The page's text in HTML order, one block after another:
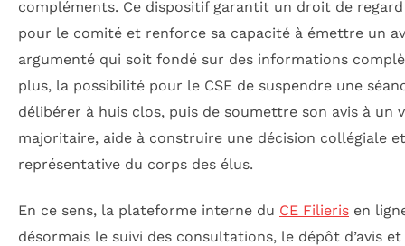
compléments. Ce dispositif garantit un droit de
pour le comité et renforce sa capacité à émettre un
argumenté qui soit fondé sur des informations
plus, la possibilité pour le CSE de suspendre une
délibérer à huis clos, puis de soumettre son avis à un
majoritaire, aide à construire une décision collégiale et
représentative du corps des élus.
En ce sens, la plateforme interne du CE Filieris en
désormais le suivi des consultations, le dépôt d’avis et